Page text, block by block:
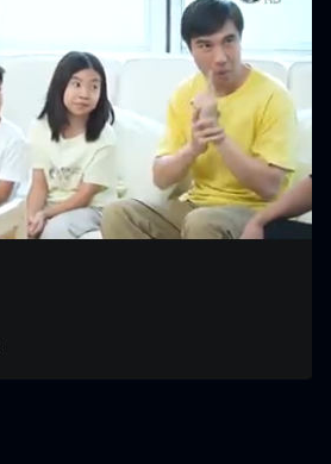
Settings